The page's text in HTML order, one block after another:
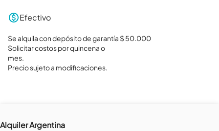
Efectivo
Se alquila con depósito de garantía $ 50.000
Solicitar costos por quincena o
mes.
Precio sujeto a modificaciones.
Alquiler Argentina